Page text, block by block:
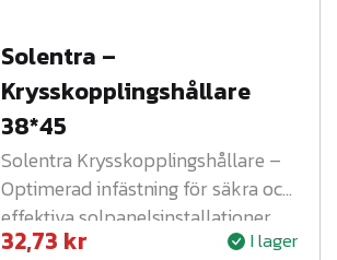
Solentra –
Krysskopplingshållare
38*45
Solentra Krysskopplingshållare –
Optimerad infästning för säkra och
effektiva solpanelsinstallationer.
32,73 kr I lager